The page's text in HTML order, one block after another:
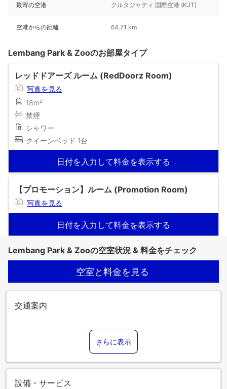
最寄の空港 クルタジャティ 国際空港 (KJT)
空港からの距離 64.71 km
Lembang Park & Zooのお部屋タイプ
レッドドアーズ ルーム (RedDoorz Room)
写真を見る
18m²
禁煙
シャワー
クイーンベッド 1台
日付を入力して料金を表示する
【プロモーション】ルーム (Promotion Room)
写真を見る
日付を入力して料金を表示する
Lembang Park & Zooの空室状況 & 料金をチェック
空室と料金を見る
交通案内
さらに表示
設備・サービス